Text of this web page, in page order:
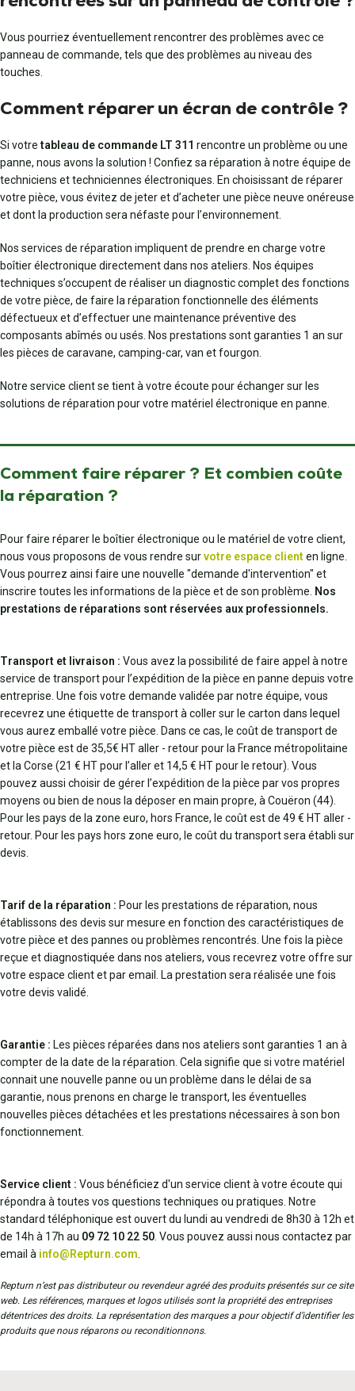
Vous pourriez éventuellement rencontrer des problèmes avec ce
panneau de commande, tels que des problèmes au niveau des
touches.
Comment réparer un écran de contrôle ?
Si votretableau de commande LT 311 rencontre un problème ou une
panne, nous avons la solution ! Confiez sa réparation à notre équipe de
techniciens et techniciennes électroniques. En choisissant de réparer
votre pièce, vous évitez de jeter et d’acheter une pièce neuve onéreuse
et dont la production sera néfaste pour l’environnement.
Nos services de réparation impliquent de prendre en charge votre
boîtier électronique directement dans nos ateliers. Nos équipes
techniques s’occupent de réaliser un diagnostic complet des fonctions
de votre pièce, de faire la réparation fonctionnelle des éléments
défectueux et d’effectuer une maintenance préventive des
composants abîmés ou usés. Nos prestations sont garanties 1 an sur
les pièces de caravane, camping-car, van et fourgon.
Notre service client se tient à votre écoute pour échanger sur les
solutions de réparation pour votre matériel électronique en panne.
Comment faire réparer ? Et combien coûte
la réparation ?
Pour faire réparer le boîtier électronique ou le matériel de votre client,
nous vous proposons de vous rendre survotre espace clienten ligne.
Vous pourrez ainsi faire une nouvelle "demande d'intervention" et
inscrire toutes les informations de la pièce et de son problème. Nos
prestations de réparations sont réservées aux professionnels.
Transport et livraison : Vous avez la possibilité de faire appel à notre
service de transport pour l’expédition de la pièce en panne depuis votre
entreprise. Une fois votre demande validée par notre équipe, vous
recevrez une étiquette de transport à coller sur le carton dans lequel
vous aurez emballé votre pièce. Dans ce cas, le coût de transport de
votre pièce est de 35,5€ HT aller - retour pour la France métropolitaine
et la Corse (21 € HT pour l’aller et 14,5 € HT pour le retour). Vous
pouvez aussi choisir de gérer l’expédition de la pièce par vos propres
moyens ou bien de nous la déposer en main propre, à Couëron (44).
Pour les pays de la zone euro, hors France, le coût est de 49 € HT aller -
retour. Pour les pays hors zone euro, le coût du transport sera établi sur
devis.
Tarif de la réparation : Pour les prestations de réparation, nous
établissons des devis sur mesure en fonction des caractéristiques de
votre pièce et des pannes ou problèmes rencontrés. Une fois la pièce
reçue et diagnostiquée dans nos ateliers, vous recevrez votre offre sur
votre espace client et par email. La prestation sera réalisée une fois
votre devis validé.
Garantie : Les pièces réparées dans nos ateliers sont garanties 1 an à
compter de la date de la réparation. Cela signifie que si votre matériel
connait une nouvelle panne ou un problème dans le délai de sa
garantie, nous prenons en charge le transport, les éventuelles
nouvelles pièces détachées et les prestations nécessaires à son bon
fonctionnement.
Service client : Vous bénéficiez d'un service client à votre écoute qui
répondra à toutes vos questions techniques ou pratiques. Notre
standard téléphonique est ouvert du lundi au vendredi de 8h30 à 12h et
de 14h à 17h au 09 72 10 22 50 . Vous pouvez aussi nous contactez par
email à info@Repturn.com
Repturn n’est pas distributeur ou revendeur agréé des produits présentés sur ce site
web. Les références, marques et logos utilisés sont la propriété des entreprises
détentrices des droits. La représentation des marques a pour objectif d’identifier les
produits que nous réparons ou reconditionnons.